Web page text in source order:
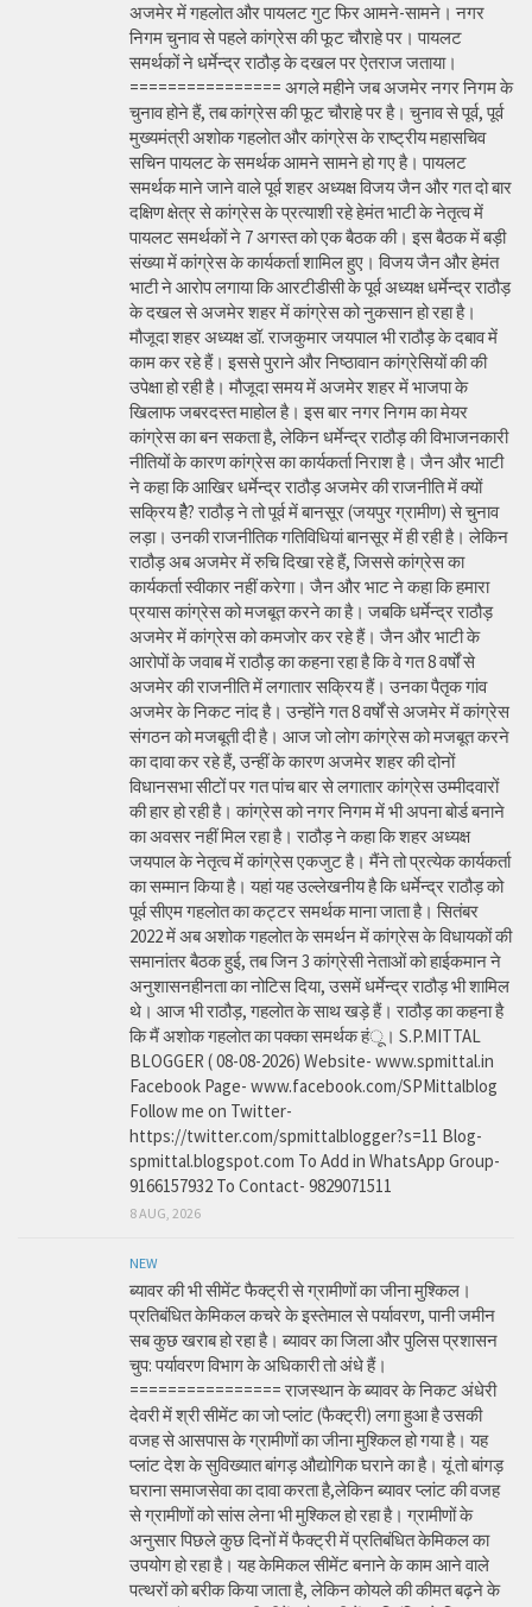
अजमेर में गहलोत और पायलट गुट फिर आमने-सामने। नगर
निगम चुनाव से पहले कांग्रेस की फूट चौराहे पर। पायलट
समर्थकों ने धर्मेन्द्र राठौड़ के दखल पर ऐतराज जताया।
================ अगले महीने जब अजमेर नगर निगम के
चुनाव होने हैं, तब कांग्रेस की फूट चौराहे पर है। चुनाव से पूर्व, पूर्व
मुख्यमंत्री अशोक गहलोत और कांग्रेस के राष्ट्रीय महासचिव
सचिन पायलट के समर्थक आमने सामने हो गए है। पायलट
समर्थक माने जाने वाले पूर्व शहर अध्यक्ष विजय जैन और गत दो बार
दक्षिण क्षेत्र से कांग्रेस के प्रत्याशी रहे हेमंत भाटी के नेतृत्व में
पायलट समर्थकों ने 7 अगस्त को एक बैठक की। इस बैठक में बड़ी
संख्या में कांग्रेस के कार्यकर्ता शामिल हुए। विजय जैन और हेमंत
भाटी ने आरोप लगाया कि आरटीडीसी के पूर्व अध्यक्ष धर्मेन्द्र राठौड़
के दखल से अजमेर शहर में कांग्रेस को नुकसान हो रहा है।
मौजूदा शहर अध्यक्ष डॉ. राजकुमार जयपाल भी राठौड़ के दबाव में
काम कर रहे हैं। इससे पुराने और निष्ठावान कांग्रेसियों की की
उपेक्षा हो रही है। मौजूदा समय में अजमेर शहर में भाजपा के
खिलाफ जबरदस्त माहोल है। इस बार नगर निगम का मेयर
कांग्रेस का बन सकता है, लेकिन धर्मेन्द्र राठौड़ की विभाजनकारी
नीतियों के कारण कांग्रेस का कार्यकर्ता निराश है। जैन और भाटी
ने कहा कि आखिर धर्मेन्द्र राठौड़ अजमेर की राजनीति में क्यों
सक्रिय हैै? राठौड़ ने तो पूर्व में बानसूर (जयपुर ग्रामीण) से चुनाव
लड़ा। उनकी राजनीतिक गतिविधियां बानसूर में ही रही है। लेकिन
राठौड़ अब अजमेर में रुचि दिखा रहे हैं, जिससे कांग्रेस का
कार्यकर्ता स्वीकार नहीं करेगा। जैन और भाट ने कहा कि हमारा
प्रयास कांग्रेस को मजबूत करने का है। जबकि धर्मेन्द्र राठौड़
अजमेर में कांग्रेस को कमजोर कर रहे हैं। जैन और भाटी के
आरोपों के जवाब में राठौड़ का कहना रहा है कि वे गत 8 वर्षों से
अजमेर की राजनीति में लगातार सक्रिय हैं। उनका पैतृक गांव
अजमेर के निकट नांद है। उन्होंने गत 8 वर्षों से अजमेर में कांग्रेस
संगठन को मजबूती दी है। आज जो लोग कांग्रेस को मजबूत करने
का दावा कर रहे हैं, उन्हीं के कारण अजमेर शहर की दोनों
विधानसभा सीटों पर गत पांच बार से लगातार कांग्रेस उम्मीदवारों
की हार हो रही है। कांग्रेस को नगर निगम में भी अपना बोर्ड बनाने
का अवसर नहीं मिल रहा है। राठौड़ ने कहा कि शहर अध्यक्ष
जयपाल के नेतृत्व में कांग्रेस एकजुट है। मैंने तो प्रत्येक कार्यकर्ता
का सम्मान किया है। यहां यह उल्लेखनीय है कि धर्मेन्द्र राठौड़ को
पूर्व सीएम गहलोत का कट्टर समर्थक माना जाता है। सितंबर
2022 में अब अशोक गहलोत के समर्थन में कांग्रेस के विधायकों की
समानांतर बैठक हुई, तब जिन 3 कांग्रेसी नेताओं को हाईकमान ने
अनुशासनहीनता का नोटिस दिया, उसमें धर्मेन्द्र राठौड़ भी शामिल
थे। आज भी राठौड़, गहलोत के साथ खड़े हैं। राठौड़ का कहना है
कि मैं अशोक गहलोत का पक्का समर्थक हंू। S.P.MITTAL
BLOGGER ( 08-08-2026) Website- www.spmittal.in
Facebook Page- www.facebook.com/SPMittalblog
Follow me on Twitter-
https://twitter.com/spmittalblogger?s=11 Blog-
spmittal.blogspot.com To Add in WhatsApp Group-
9166157932 To Contact- 9829071511
8 AUG, 2026
NEW
ब्यावर की भी सीमेंट फैक्ट्री से ग्रामीणों का जीना मुश्किल।
प्रतिबंधित केमिकल कचरे के इस्तेमाल से पर्यावरण, पानी जमीन
सब कुछ खराब हो रहा है। ब्यावर का जिला और पुलिस प्रशासन
चुप: पर्यावरण विभाग के अधिकारी तो अंधे हैं।
================ राजस्थान के ब्यावर के निकट अंधेरी
देवरी में श्री सीमेंट का जो प्लांट (फैक्ट्री) लगा हुआ है उसकी
वजह से आसपास के ग्रामीणों का जीना मुश्किल हो गया है। यह
प्लांट देश के सुविख्यात बांगड़ औद्योगिक घराने का है। यूं तो बांगड़
घराना समाजसेवा का दावा करता है,लेकिन ब्यावर प्लांट की वजह
से ग्रामीणों को सांस लेना भी मुश्किल हो रहा है। ग्रामीणों के
अनुसार पिछले कुछ दिनों में फैक्ट्री में प्रतिबंधित केमिकल का
उपयोग हो रहा है। यह केमिकल सीमेंट बनाने के काम आने वाले
पत्थरों को बरीक किया जाता है, लेकिन कोयले की कीमत बढ़ने के